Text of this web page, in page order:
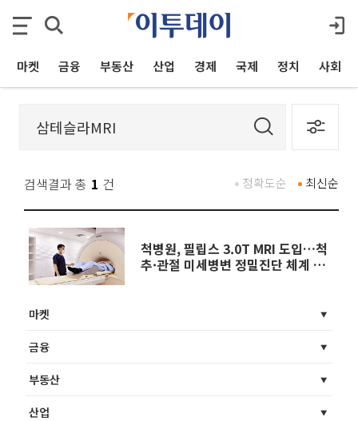
마켓 금융 부동산 산업 경제 국제 정치 사회
검색결과 총 1 건 최신순
정확도순
척병원, 필립스 3.0T MRI 도입…척
추·관절 미세병변 정밀진단 체계 강
마켓
금융
부동산
산업